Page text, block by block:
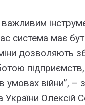
система має
дозволяють
умовах війни”, –
України Олексій